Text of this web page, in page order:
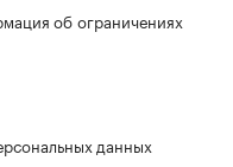
об ограничениях
данных